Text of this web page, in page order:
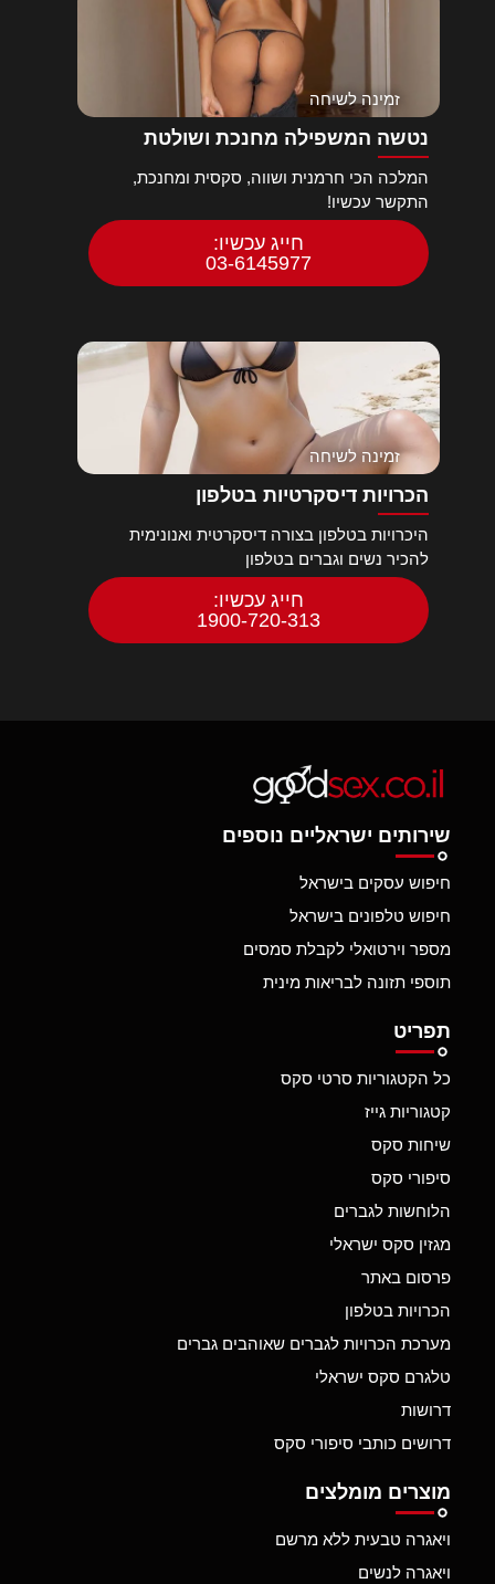
זמינה לשיחה
נטשה המשפילה מחנכת ושולטת
המלכה הכי חרמנית ושווה, סקסית ומחנכת,
התקשר עכשיו!
חייג עכשיו:
03-6145977
זמינה לשיחה
הכרויות דיסקרטיות בטלפון
היכרויות בטלפון בצורה דיסקרטית ואנונימית
להכיר נשים וגברים בטלפון
חייג עכשיו:
1900-720-313
שירותים ישראליים נוספים
חיפוש עסקים בישראל
חיפוש טלפונים בישראל
מספר וירטואלי לקבלת סמסים
תוספי תזונה לבריאות מינית
תפריט
כל הקטגוריות סרטי סקס
קטגוריות גייז
שיחות סקס
סיפורי סקס
הלוחשות לגברים
מגזין סקס ישראלי
פרסום באתר
הכרויות בטלפון
מערכת הכרויות לגברים שאוהבים גברים
טלגרם סקס ישראלי
דרושות
דרושים כותבי סיפורי סקס
מוצרים מומלצים
ויאגרה טבעית ללא מרשם
ויאגרה לנשים